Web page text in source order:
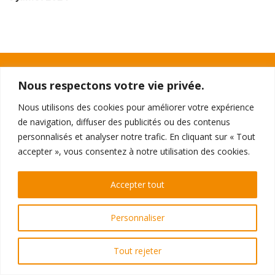
Nous respectons votre vie privée.
Nous utilisons des cookies pour améliorer votre expérience
de navigation, diffuser des publicités ou des contenus
personnalisés et analyser notre trafic. En cliquant sur « Tout
accepter », vous consentez à notre utilisation des cookies.
Personnaliser
Tout rejeter
Accepter tout
TTO THÉÂTRE
396 - 398 Galeries de la Toison d'Or
1050 Ixelles
RÉSERVATIONS
Par téléphone au 02 510 0510
directement en ligne
© Théâtre de la Toison d'Or 2026